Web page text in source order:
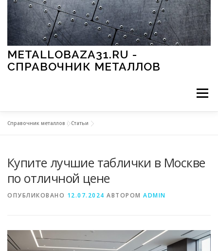
Перейти к содержимому
METALLOBAZA31.RU -
СПРАВОЧНИК МЕТАЛЛОВ
Меню
МЕТАЛЛЫ И ОКРУЖАЮЩАЯ СРЕДА
СВОЙСТВА МЕТАЛЛОВ СОРТА МЕТАЛЛОВ
Справочник металлов »Статьи
Купите лучшие таблички в Москве
по отличной цене
ОПУБЛИКОВАНО 12.07.2024 АВТОРОМ ADMIN